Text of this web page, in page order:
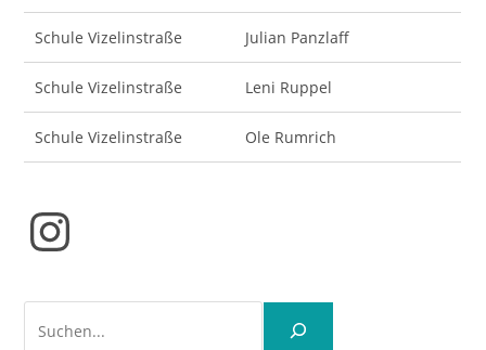
Schule Vizelinstraße Julian Panzlaff
Schule Vizelinstraße Leni Ruppel
Schule Vizelinstraße Ole Rumrich
Instagram